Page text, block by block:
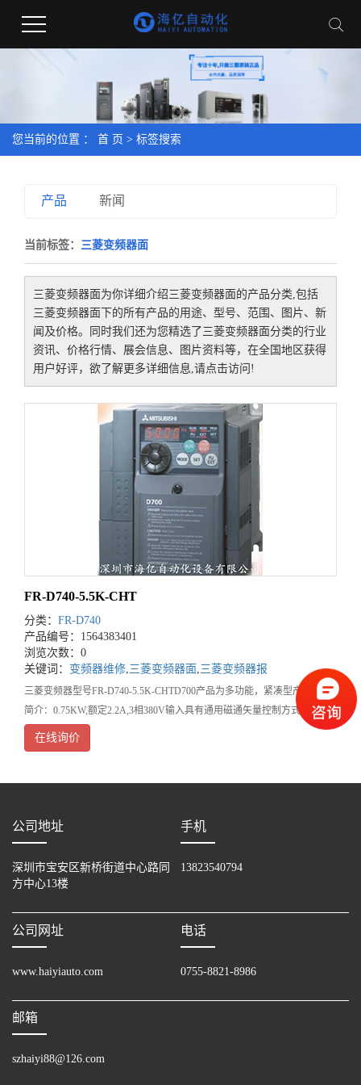
您当前的位置 ： 首 页 > 标签搜索
产品 新闻
当前标签： 三菱变频器面
三菱变频器面为你详细介绍三菱变频器面的产品分类,包括
三菱变频器面 下的所有产品的用途、型号、范围、图片、新
闻及价格。同时我们还为您精选了 三菱变频器面分类的行业
资讯、价格行情、展会信息、图片资料等，在全国地区获得
用户好评，欲了解更多详细信息,请点击访问!
FR-D740-5.5K-CHT
分类： FR-D740
产品编号：1564383401
浏览次数：0
关键词： 变频器维修,三菱变频器面,三菱变频器报
三菱变频器型号FR-D740-5.5K-CHTD700产品为多功能，紧凑型产品功能
简介：0.75KW,额定2.2A,3相380V输入具有通用磁通矢量控制方式：在1Hz
情况下，可以使转矩提高到150%，扩充浮辊控制和三角波功能带安
在线询价
公司地址
深圳市宝安区新桥街道中心路同
方中心13楼
手机
13823540794
公司网址
www.haiyiauto.com
电话
0755-8821-8986
邮箱
szhaiyi88@126.com